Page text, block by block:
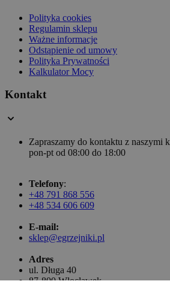
Polityka cookies
Regulamin sklepu
Ważne informacje
Odstąpienie od umowy
Polityka Prywatności
Kalkulator Mocy
Kontakt
Zapraszamy do kontaktu z naszymi
pon-pt od 08:00 do 18:00
Telefony:
+48 791 868 556
+48 534 606 609
E-mail:
sklep@egrzejniki.pl
Adres
ul. Długa 40
87-800 Włocławek